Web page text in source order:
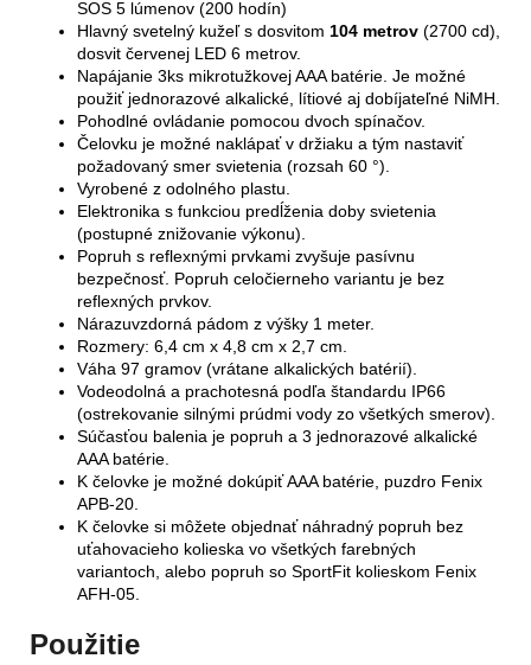
SOS 5 lúmenov (200 hodín)
Hlavný svetelný kužeľ s dosvitom 104 metrov (2700 cd),
dosvit červenej LED 6 metrov.
Napájanie 3ks mikrotužkovej AAA batérie. Je možné
použiť jednorazové alkalické, lítiové aj dobíjateľné NiMH.
Pohodlné ovládanie pomocou dvoch spínačov.
Čelovku je možné naklápať v držiaku a tým nastaviť
požadovaný smer svietenia (rozsah 60 °).
Vyrobené z odolného plastu.
Elektronika s funkciou predĺženia doby svietenia
(postupné znižovanie výkonu).
Popruh s reflexnými prvkami zvyšuje pasívnu
bezpečnosť. Popruh celočierneho variantu je bez
reflexných prvkov.
Nárazuvzdorná pádom z výšky 1 meter.
Rozmery: 6,4 cm x 4,8 cm x 2,7 cm.
Váha 97 gramov (vrátane alkalických batérií).
Vodeodolná a prachotesná podľa štandardu IP66
(ostrekovanie silnými prúdmi vody zo všetkých smerov).
Súčasťou balenia je popruh a 3 jednorazové alkalické
AAA batérie.
K čelovke je možné dokúpiť AAA batérie, puzdro Fenix
APB-20.
K čelovke si môžete objednať náhradný popruh bez
uťahovacieho kolieska vo všetkých farebných
variantoch, alebo popruh so SportFit kolieskom Fenix
AFH-05.
Použitie